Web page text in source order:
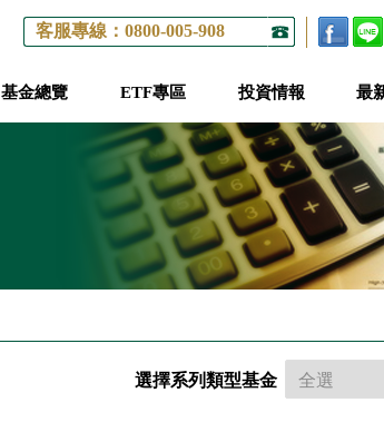
客服專線：0800-005-908
基金總覽 ETF專區 投資情報 最
選擇系列類型基金